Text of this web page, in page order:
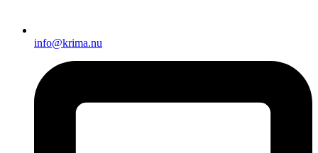
info@krima.nu